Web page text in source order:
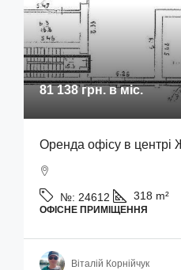
81 138 грн.в міс.
Оренда офісу в центрі
№: 24612 318 m²
ОФІСНЕ ПРИМІЩЕННЯ
Віталій Корнійчук